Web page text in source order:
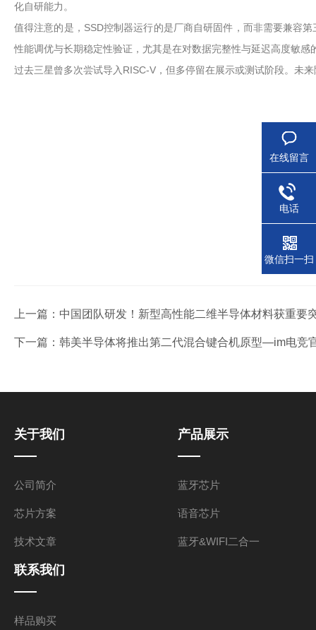
化自研能力。
值得注意的是，SSD控制器运行的是厂商自研固件，而非需要兼容
性能调优与长期稳定性验证，尤其是在对数据完整性与延迟高度敏感
过去三星曾多次尝试导入RISC-V，但多停留在展示或测试阶段。未
上一篇： 中国团队研发！新型高性能二维半导体材料获重要
下一篇： 韩美半导体将推出第二代混合键合机原型—im电竞
关于我们
公司简介
芯片方案
技术文章
产品展示
蓝牙芯片
语音芯片
蓝牙&WIFI二合一
联系我们
样品购买
在线留言
电话
微信扫一扫